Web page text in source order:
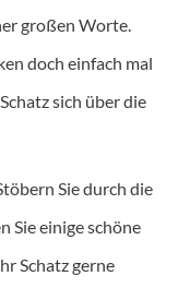
großen Worte.
doch einfach mal
sich über die
Sie durch die
Sie einige schöne
Schatz gerne